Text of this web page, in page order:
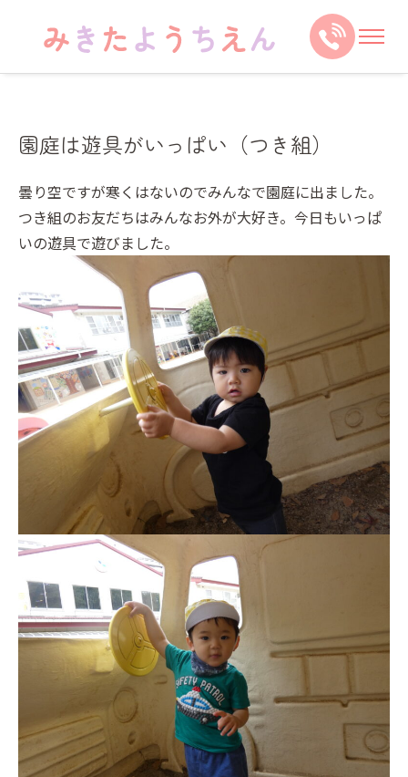
園庭は遊具がいっぱい（つき組）
曇り空ですが寒くはないのでみんなで園庭に出ました。
つき組のお友だちはみんなお外が大好き。今日もいっぱ
いの遊具で遊びました。